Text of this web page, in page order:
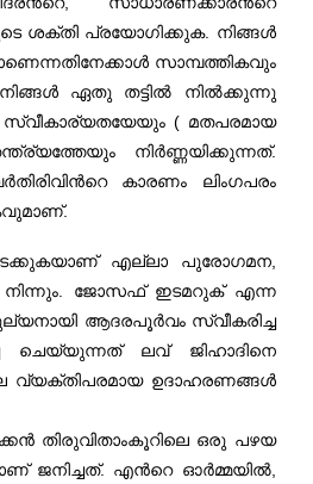
ശക്തി പ്രയോഗിക്കുക. നിങ്ങൾ
സാമ്പത്തികവും
ഏതു തട്ടിൽ നിൽക്കുന്നു
( മതപരമായ
നിർണ്ണയിക്കുന്നത്.
കാരണം ലിംഗപരം
എല്ലാ പുരോഗമന,
നിന്നും. ജോസഫ് ഇടമറുക് എന്ന
ആദരപൂർവം സ്വീകരിച്ച
ചെയ്യുന്നത് ലവ് ജിഹാദിനെ
വ്യക്തിപരമായ ഉദാഹരണങ്ങൾ
തിരുവിതാംകൂറിലെ ഒരു പഴയ
ജനിച്ചത്. എന്‍റെ ഓർമ്മയില്‍,